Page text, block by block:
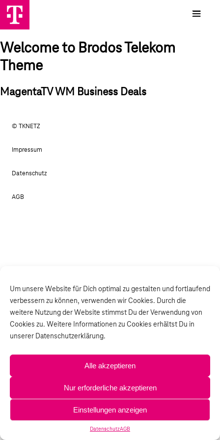
Um unsere Website für Dich optimal zu gestalten und fortlaufend
verbessern zu können, verwenden wir Cookies. Durch die
weitere Nutzung der Website stimmst Du der Verwendung von
Cookies zu. Weitere Informationen zu Cookies erhältst Du in
unserer Datenschutzerklärung.
Alle akzeptieren
Nur erforderliche akzeptieren
Einstellungen anzeigen
DatenschutzAGB
Welcome to Brodos Telekom
Theme
MagentaTV WM Business Deals
© TKNETZ
Impressum
Datenschutz
AGB